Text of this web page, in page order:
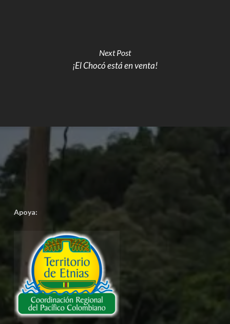
Next Post
¡El Chocó está en venta!
Apoya: